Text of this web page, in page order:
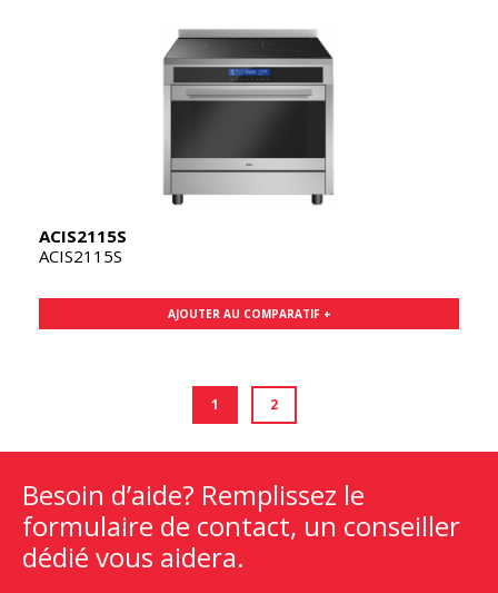
ACIS2115S
ACIS2115S
AJOUTER AU COMPARATIF +
1 2
Besoin d’aide? Remplissez le
formulaire de contact, un conseiller
dédié vous aidera.